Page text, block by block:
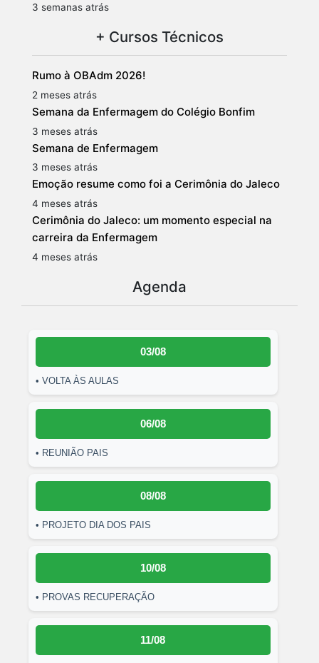
3 semanas atrás
+ Cursos Técnicos
Rumo à OBAdm 2026!
2 meses atrás
Semana da Enfermagem do Colégio Bonfim
3 meses atrás
Semana de Enfermagem
3 meses atrás
Emoção resume como foi a Cerimônia do Jaleco
4 meses atrás
Cerimônia do Jaleco: um momento especial na
carreira da Enfermagem
4 meses atrás
Agenda
03/08
• VOLTA ÀS AULAS
06/08
• REUNIÃO PAIS
08/08
• PROJETO DIA DOS PAIS
10/08
• PROVAS RECUPERAÇÃO
11/08